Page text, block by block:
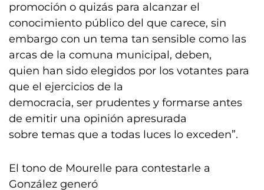
promoción o quizás para alcanzar el
conocimiento público del que carece, sin
embargo con un tema tan sensible como las
arcas de la comuna municipal, deben,
quien han sido elegidos por los votantes para
que el ejercicios de la
democracia, ser prudentes y formarse antes
de emitir una opinión apresurada
sobre temas que a todas luces lo exceden”.
El tono de Mourelle para contestarle a
González generó